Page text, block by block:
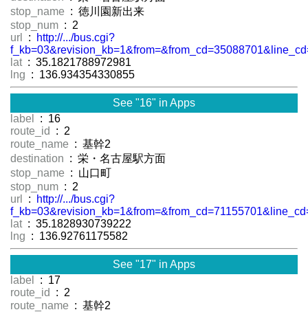
stop_name : 徳川園新出来
stop_num : 2
url
:
http://.../bus.cgi?
lat : 35.1821788972981
lng : 136.934354330855
See "16" in Apps
label
: 16
route_id
: 2
route_name : 基幹2
destination : 栄・名古屋駅方面
stop_name : 山口町
stop_num : 2
url
:
http://.../bus.cgi?
lat : 35.1828930739222
lng : 136.92761175582
See "17" in Apps
label
: 17
route_id
: 2
route_name : 基幹2